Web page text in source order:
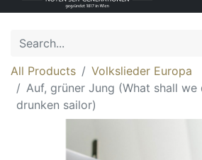
All Products
Volkslieder Europa
Auf, grüner Jung (What shall
drunken sailor)